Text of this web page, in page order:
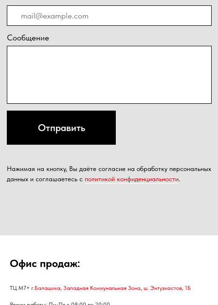
Офис продаж:
ТЦ М7+ г.Балашиха, Западная Коммунальная Зона, ш. Энтузиастов, 1Б